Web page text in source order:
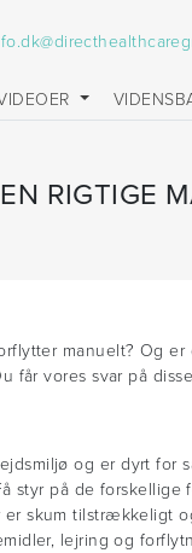
RIGTIGE
manuelt? Og
får vores svar på
og er dyrt
styr på de
skum tilstrækkeligt
lejring og